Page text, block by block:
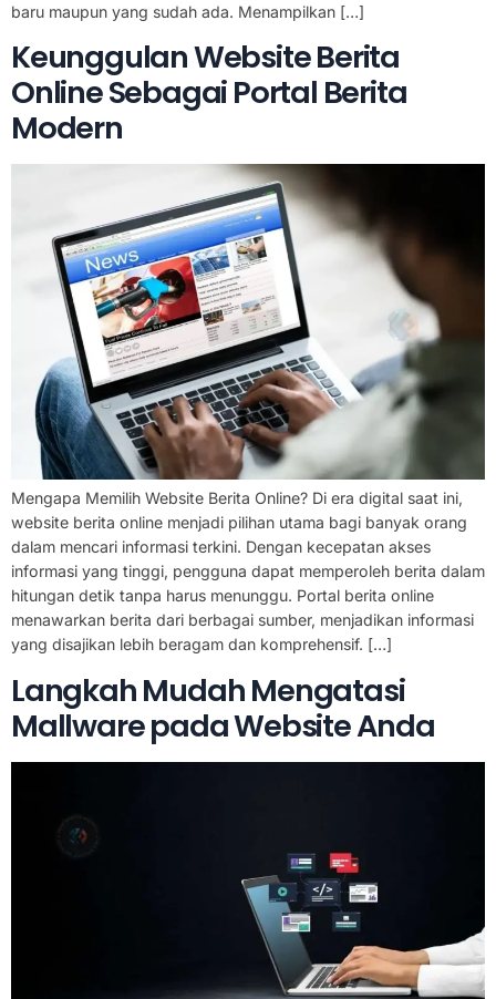
baru maupun yang sudah ada. Menampilkan […]
Keunggulan Website Berita
Online Sebagai Portal Berita
Modern
Mengapa Memilih Website Berita Online? Di era digital saat ini,
website berita online menjadi pilihan utama bagi banyak orang
dalam mencari informasi terkini. Dengan kecepatan akses
informasi yang tinggi, pengguna dapat memperoleh berita dalam
hitungan detik tanpa harus menunggu. Portal berita online
menawarkan berita dari berbagai sumber, menjadikan informasi
yang disajikan lebih beragam dan komprehensif. […]
Langkah Mudah Mengatasi
Mallware pada Website Anda